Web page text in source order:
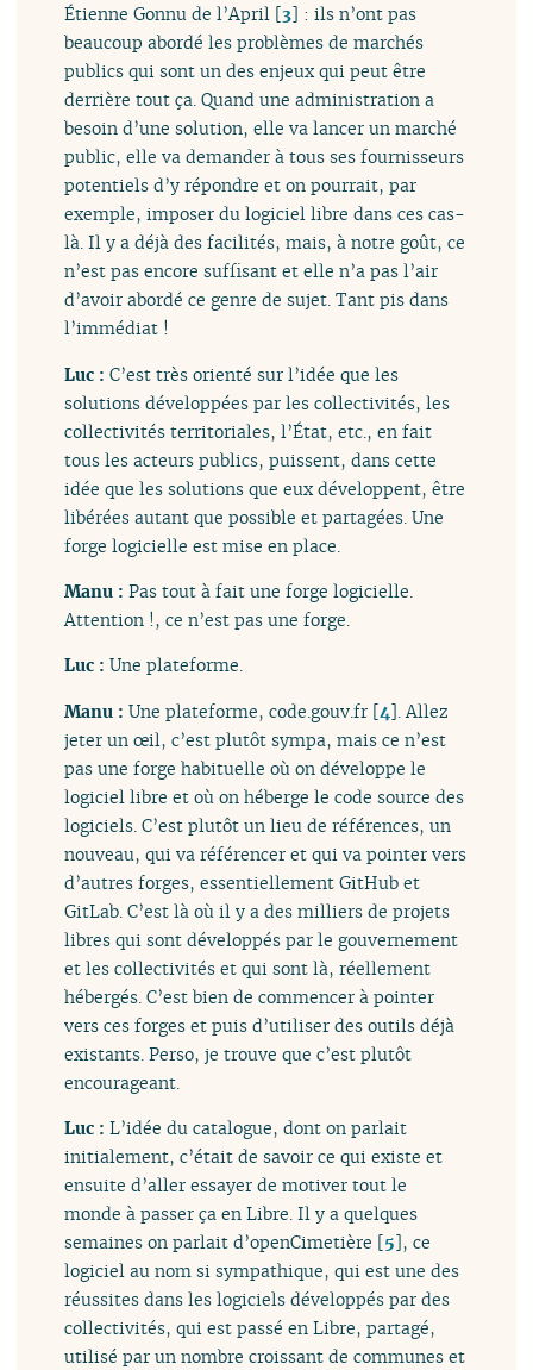
Étienne Gonnu de l’April [3] : ils n’ont pas
beaucoup abordé les problèmes de marchés
publics qui sont un des enjeux qui peut être
derrière tout ça. Quand une administration a
besoin d’une solution, elle va lancer un marché
public, elle va demander à tous ses fournisseurs
potentiels d’y répondre et on pourrait, par
exemple, imposer du logiciel libre dans ces cas-
là. Il y a déjà des facilités, mais, à notre goût, ce
n’est pas encore suffisant et elle n’a pas l’air
d’avoir abordé ce genre de sujet. Tant pis dans
l’immédiat !
Luc :C’est très orienté sur l’idée que les
solutions développées par les collectivités, les
collectivités territoriales, l’État, etc., en fait
tous les acteurs publics, puissent, dans cette
idée que les solutions que eux développent, être
libérées autant que possible et partagées. Une
forge logicielle est mise en place.
Manu :Pas tout à fait une forge logicielle.
Attention !, ce n’est pas une forge.
Luc :Une plateforme.
Manu :Une plateforme, code.gouv.fr [4] . Allez
jeter un œil, c’est plutôt sympa, mais ce n’est
pas une forge habituelle où on développe le
logiciel libre et où on héberge le code source des
logiciels. C’est plutôt un lieu de références, un
nouveau, qui va référencer et qui va pointer vers
d’autres forges, essentiellement GitHub et
GitLab. C’est là où il y a des milliers de projets
libres qui sont développés par le gouvernement
et les collectivités et qui sont là, réellement
hébergés. C’est bien de commencer à pointer
vers ces forges et puis d’utiliser des outils déjà
existants. Perso, je trouve que c’est plutôt
encourageant.
Luc :L’idée du catalogue, dont on parlait
initialement, c’était de savoir ce qui existe et
ensuite d’aller essayer de motiver tout le
monde à passer ça en Libre. Il y a quelques
semaines on parlait d’openCimetière [5], ce
logiciel au nom si sympathique, qui est une des
réussites dans les logiciels développés par des
collectivités, qui est passé en Libre, partagé,
utilisé par un nombre croissant de communes et